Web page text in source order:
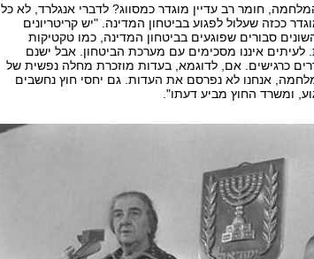
המלחמה, חומר רב עדיין מוגדר כמסווג? לדברי אנגלרד, לא כל
ככזה שעלול לפגוע בביטחון המדינה. "יש קריטריונים
סבורים שפוגעים בביטחון המדינה, כמו טקטיקות
לעיתים איננו מסכימים עם מערכת הביטחון. אבל ישנם
כרגישים. אם, לדוגמא, בעדות מוזכרת מחלה נפשית של
אנחנו לא נפרסם את העדות. גם יחסי חוץ נחשבים
ומשרד החוץ מביע דעתו".